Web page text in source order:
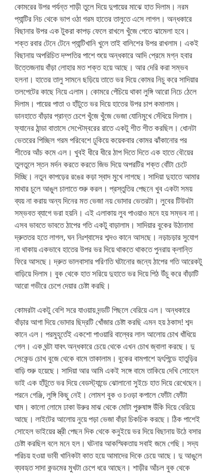
কোমরের উপর পর্যন্ত শাড়ী তুলে দিয়ে দুপায়ের মাঝে হাত দিলাম। নরম
প্যান্টির নিচ থেকে ভাপ ওঠা গরম হাতের তালুতে এসে লাগল। অন্ধকারে
বিছানার উপর এক টুকরা কাপড় ফেলে রাখলে খুঁজে পেতে ঝামেলা হবে।
শক্ত রবার টেনে টেনে প্যান্টিখানি খুলে তাই বালিশের উপর রাখলাম। একই
বিছানায় অপরিচিত দম্পতির পাশে শুয়ে অন্ধকারে আদি প্রেমে মগ্ন হবার
উত্তেজনায় বাঁড়া লোহার মত শক্ত হয়ে আছে। আর দেরি করা সম্ভব
হলনা। হাতের তালু সামনে ছড়িয়ে তাতে ভর দিয়ে কোমর নিচু করে সাদিয়ার
তলপেটের কাছে নিয়ে এলাম। কোমরে পেঁচিয়ে থাকা লুঙ্গি আরো নিচে ঠেলে
দিলাম। পায়ের পাতা ও হাঁটুতে ভর দিয়ে হাতের উপর চাপ কমালাম।
ডানহাতে বাঁড়ার প্রান্ত চেপে খুঁজে খুঁজে ভেজা যোনিমুখে সেঁধিয়ে দিলাম।
ফ্যানের ঠান্ডা বাতাসে সেপ্টেম্বরের রাতে একটু শীত শীত করছিল। ধোনটা
ভেতরের পিচ্ছিল গরম পরিবেশে ঢুকিয়ে কয়েকবার কোমর ঝাঁকানোর পর
শীতের আঁচ কমে এল। খুবই ধীরে ধীরে ঠাপ দিতে দিতে এক হাতে বৌয়ের
তুলতুলে স্তন মর্দন করতে করতে জিভ দিয়ে অপরটির শক্ত বোঁটা চেটে
দিচ্ছি। নতুন কাপড়ের রঙের কড়া স্বাদ মুখে লাগছে। সাদিয়া দুহাতে আমার
মাথার চুলে আঙুল চালাতে শুরু করল। প্রস্তুতির পেছনে খুব একটা সময়
ব্যয় না করায় অন্য দিনের মত ভেজা নয় ভোদার ভেতরটা। লুবের টিউবটা
সম্ভবত ব্যাগে ভরা হয়নি। এই এলাকায় লুব পাওয়াও মনে হয় সম্ভব না।
এসব ভাবতে ভাবতে ঠাপের গতি একটু বাড়ালাম। সাদিয়ার বুকের উঠানামা
দ্রুততর হতে লাগল, ঘন নিঃশ্বাসের শব্দও কানে আসছে। নড়াচড়ার সুযোগ
না থাকায় একভাবে হাতের উপর ভর দিয়ে থাকতে থাকতে পুনরায় ক্লান্তি
ফিরে আসছে। দ্রুত ভালবাসার পরিণতি ঘটানোর জন্যে ঠাপের গতি আরেকটু
বাড়িয়ে দিলাম। বুক থেকে হাত সরিয়ে দুহাতে ভর দিয়ে পিঠ উঁচু করে বাঁড়াটি
আরো গভীরে চেপে দেয়ার চেষ্টা করছি।
কোমরটা একটু বেশি সরে যাওয়ায় দন্ডটি পিছলে বেরিয়ে এল। অন্ধকারে
বাঁড়ার আগা দিয়ে ভোদার ছিদ্রটি খোঁজার চেষ্টা করছি এমন হয় ঠকাস! শব্দ
কানে এল। পরমুহূর্তেই একশো পাওয়ারি বাল্বের লাল আলোয় চোখ ধাঁধিয়ে
গেল। এক ঘন্টা যাবৎ অন্ধকারে চেয়ে থেকে এখন চোখ জ্বালা করছে। দু
সেকেন্ড চোখ বুজে থেকে বামে তাকালাম। বুকের বামপাশে হৃৎপিন্ডে হাতুড়ির
বাড়ি শুরু হয়েছে। সাদিয়া আর আমি একই সঙ্গে বামে তাকিয়ে দেখি সোহেল
ভাই এক হাঁটুতে ভর দিয়ে বেডস্ট্যান্ডে ঝোলানো সুইচে হাত দিয়ে রেখেছেন।
পরনে গেঞ্জি, লুঙ্গি কিছু নেই। লোমশ বুক ও চওড়া কপালে ফোঁটা ফোঁটা
ঘাম। কালো লোমে ঢাকা উরুর মাঝ থেকে মোটা পুরুষাঙ্গ উঁকি দিয়ে বেরিয়ে
আছে। লাইটের আলোয় নুয়ে পড়া ভেজা বাঁড়া চিকচিক করছে। ঠিক পাশেই
সোহেল ভাইয়ের স্ত্রী পেছন দিক থেকে কনুইয়ে ভর দিয়ে বিছানায় উঠে বসার
চেষ্টা করছিল বলে মনে হল। ঘটনার আকস্মিকতায় সবাই জমে গেছি। সদ্য
পরিচয় হওয়া ভাবী খানিকটা কাত হয়ে আমাদের দিকে চেয়ে আছে। দু আঙুলে
ব্যবহৃত সাদা কন্ডমের মুখটা চেপে ধরে আছেন। শাড়ীর আঁচল বুক থেকে